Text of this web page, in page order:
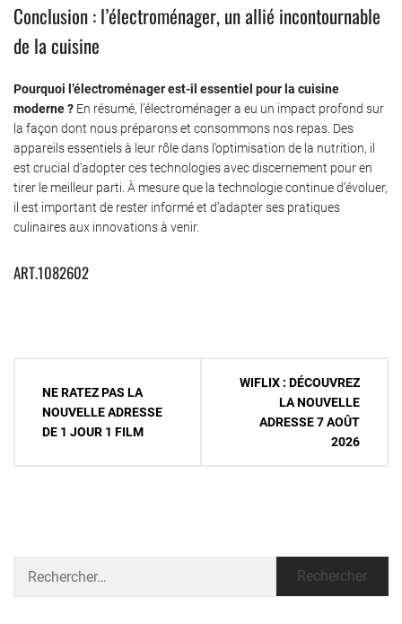
Conclusion : l’électroménager, un allié incontournable
de la cuisine
Pourquoi l’électroménager est-il essentiel pour la cuisine
moderne ? En résumé, l’électroménager a eu un impact profond sur
la façon dont nous préparons et consommons nos repas. Des
appareils essentiels à leur rôle dans l’optimisation de la nutrition, il
est crucial d’adopter ces technologies avec discernement pour en
tirer le meilleur parti. À mesure que la technologie continue d’évoluer,
il est important de rester informé et d’adapter ses pratiques
culinaires aux innovations à venir.
ART.1082602
l’article
NE RATEZ PAS LA
NOUVELLE ADRESSE
DE 1 JOUR 1 FILM
WIFLIX : DÉCOUVREZ
LA NOUVELLE
ADRESSE 7 AOÛT
2026